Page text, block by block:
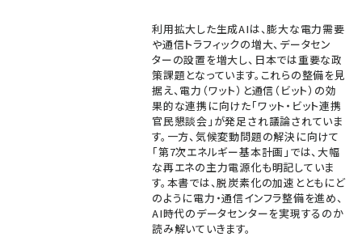
利用拡大した生成AIは、膨大な電力需要
や通信トラフィックの増大、データセン
ターの設置を増大し、日本では重要な政
策課題となっています。これらの整備を見
据え、電力（ワット）と通信（ビット）の効
果的な連携に向けた「ワット・ビット連携
官民懇談会」が発足され議論されていま
す。一方、気候変動問題の解決に向けて
「第7次エネルギー基本計画」では、大幅
な再エネの主力電源化も明記していま
す。本書では、脱炭素化の加速とともにど
のように電力・通信インフラ整備を進め、
AI時代のデータセンターを実現するのか
読み解いていきます。